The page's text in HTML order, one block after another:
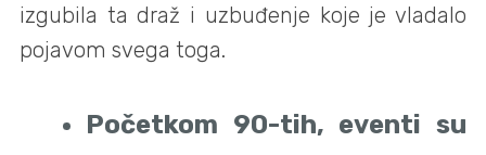
izgubila ta draž i uzbuđenje koje je vladalo
pojavom svega toga.
Početkom 90-tih, eventi su